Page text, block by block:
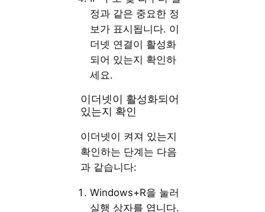
정과 같은 중요한 정
보가 표시됩니다. 이
더넷 연결이 활성화
되어 있는지 확인하
세요.
이더넷이 활성화되어
있는지 확인
이더넷이 켜져 있는지
확인하는 단계는 다음
과 같습니다:
Windows+R을 눌러
실행 상자를 엽니다.